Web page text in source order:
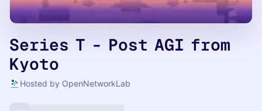
Series T - Post AGI from
Kyoto
Hosted by OpenNetworkLab